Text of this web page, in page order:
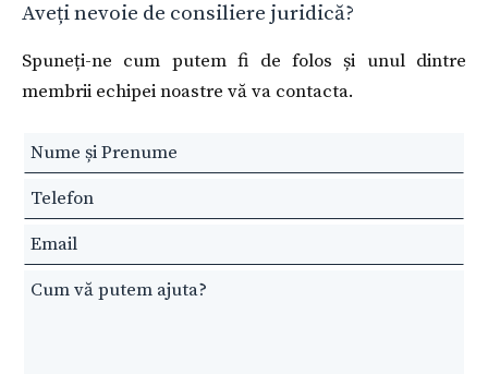
Aveți nevoie de consiliere juridică?
Spuneți-ne cum putem fi de folos și unul dintre
membrii echipei noastre vă va contacta.
Leave
this
field
blank